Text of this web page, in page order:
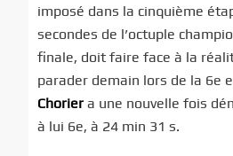
imposé dans la cinquième
secondes de l’octuple
finale, doit faire face à la
parader demain lors de la 6e
Chorier a une nouvelle fois
à lui 6e, à 24 min 31 s.